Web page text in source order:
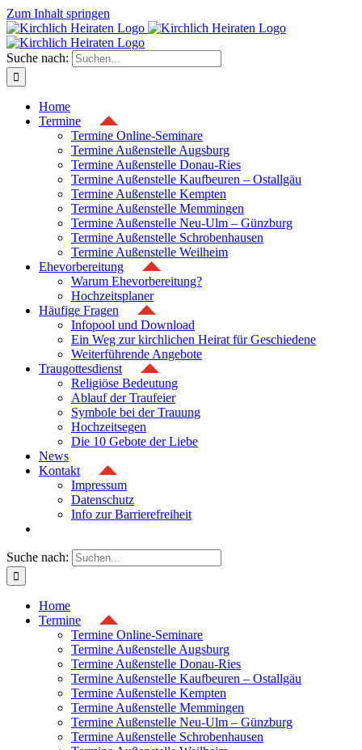
Zum Inhalt springen
Suche nach:
Home
Termine
Termine Online-Seminare
Termine Außenstelle Augsburg
Termine Außenstelle Donau-Ries
Termine Außenstelle Kaufbeuren – Ostallgäu
Termine Außenstelle Kempten
Termine Außenstelle Memmingen
Termine Außenstelle Neu-Ulm – Günzburg
Termine Außenstelle Schrobenhausen
Termine Außenstelle Weilheim
Ehevorbereitung
Warum Ehevorbereitung?
Hochzeitsplaner
Häufige Fragen
Infopool und Download
Ein Weg zur kirchlichen Heirat für Geschiedene
Weiterführende Angebote
Traugottesdienst
Religiöse Bedeutung
Ablauf der Traufeier
Symbole bei der Trauung
Hochzeitsegen
Die 10 Gebote der Liebe
News
Kontakt
Impressum
Datenschutz
Info zur Barrierefreiheit
Suche nach:
Home
Termine
Termine Online-Seminare
Termine Außenstelle Augsburg
Termine Außenstelle Donau-Ries
Termine Außenstelle Kaufbeuren – Ostallgäu
Termine Außenstelle Kempten
Termine Außenstelle Memmingen
Termine Außenstelle Neu-Ulm – Günzburg
Termine Außenstelle Schrobenhausen